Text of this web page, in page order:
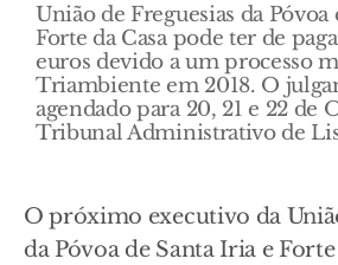
União de Freguesias da Póvoa
Forte da Casa pode ter de
euros devido a um processo
Triambiente em 2018. O
agendado para 20, 21 e 22 de
Tribunal Administrativo de
O próximo executivo da
da Póvoa de Santa Iria e